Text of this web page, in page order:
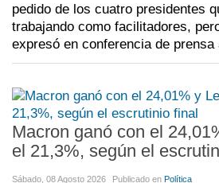
pedido de los cuatro presidentes
trabajando como facilitadores,
expresó en conferencia de
Macron ganó con el
el 21,3%, según el
Sábado, 08 Agosto 2026 Publicado en Política